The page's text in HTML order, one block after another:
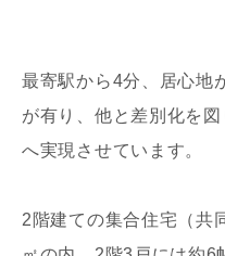
最寄駅から4分、居心地
が有り、他と差別化を
へ実現させています。
2階建ての集合住宅（共